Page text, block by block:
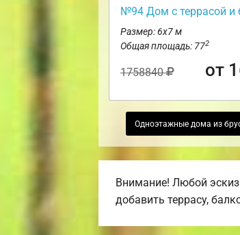
№94 Дом с террасой и
Размер: 6х7 м
Общая площадь: 772
1758840 от
Одноэтажные дома из
Внимание! Любой
добавить террасу,